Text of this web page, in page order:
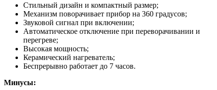
Стильный дизайн и компактный размер;
Механизм поворачивает прибор на 360 градусов;
Звуковой сигнал при включении;
Автоматическое отключение при переворачивании и
перегреве;
Высокая мощность;
Керамический нагреватель;
Беспрерывно работает до 7 часов.
Минусы: